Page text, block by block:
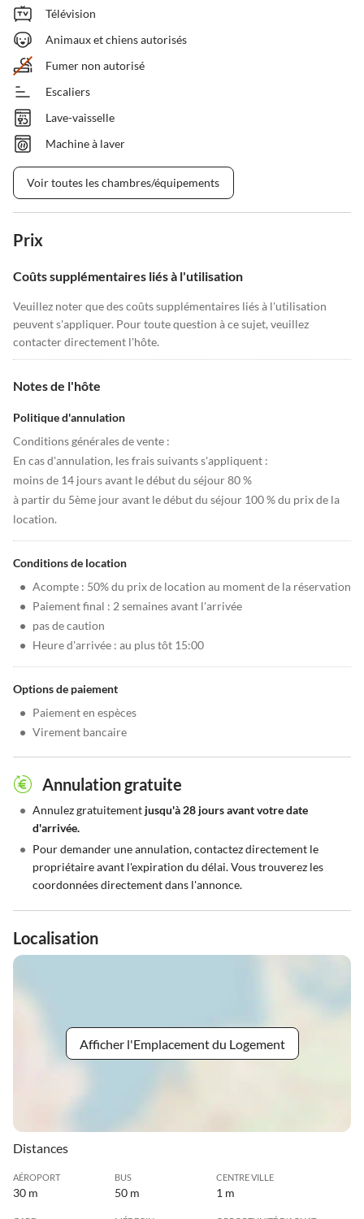
Télévision
Animaux et chiens autorisés
Fumer non autorisé
Escaliers
Lave-vaisselle
Machine à laver
Voir toutes les chambres/équipements
Prix
Coûts supplémentaires liés à l'utilisation
Veuillez noter que des coûts supplémentaires liés à l'utilisation
peuvent s'appliquer. Pour toute question à ce sujet, veuillez
contacter directement l'hôte.
Notes de l'hôte
Politique d'annulation
Conditions générales de vente :
En cas d'annulation, les frais suivants s'appliquent :
moins de 14 jours avant le début du séjour 80 %
à partir du 5ème jour avant le début du séjour 100 % du prix de la
location.
Conditions de location
• Acompte : 50% du prix de location au moment de la réservation
• Paiement final : 2 semaines avant l'arrivée
• pas de caution
• Heure d'arrivée : au plus tôt 15:00
Options de paiement
• Paiement en espèces
• Virement bancaire
Annulation gratuite
• Annulez gratuitement jusqu'à 28 jours avant votre date
d'arrivée.
• Pour demander une annulation, contactez directement le
propriétaire avant l'expiration du délai. Vous trouverez les
coordonnées directement dans l'annonce.
Localisation
Afficher l'Emplacement du Logement
Distances
AÉROPORT
30 m
BUS
50 m
CENTRE VILLE
1 m